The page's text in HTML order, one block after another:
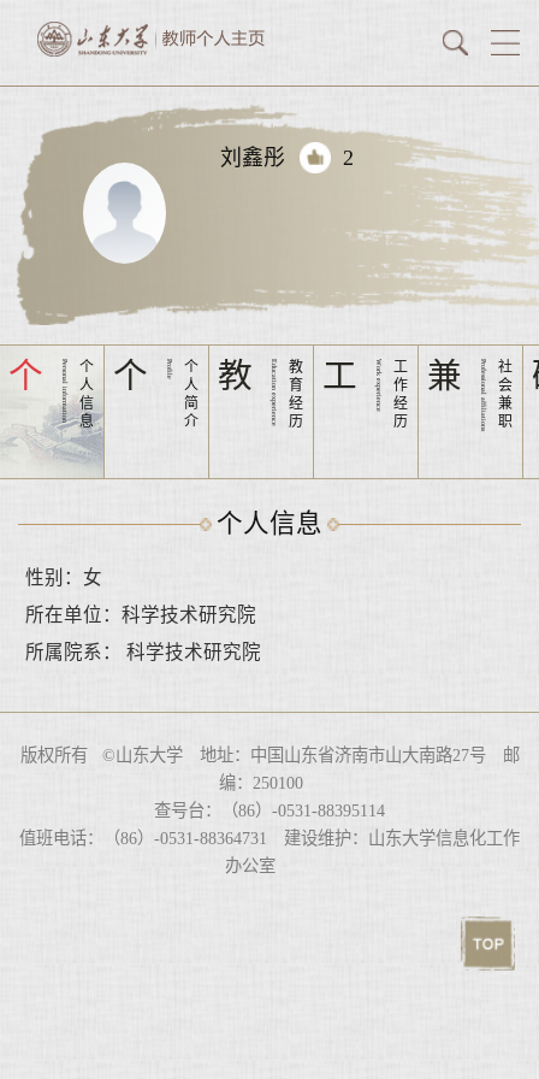
刘鑫彤 2
个 Personal information
个
人
信
息
个 Profile
个
人
简
介
教 Education experience
教
育
经
历
工 Work experience
工
作
经
历
兼 Professional affiliations
社
会
兼
职
个人信息
性别：女
所在单位：科学技术研究院
所属院系： 科学技术研究院
版权所有 ©山东大学 地址：中国山东省济南市山大南路27号 邮
编：250100
查号台：（86）-0531-88395114
值班电话：（86）-0531-88364731 建设维护：山东大学信息化工作
办公室